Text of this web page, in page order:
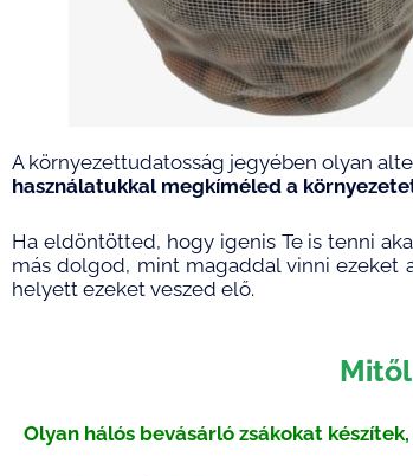
A környezettudatosság jegyében olyan
használatukkal megkíméled a
Ha eldöntötted, hogy igenis Te is tenni
más dolgod, mint magaddal vinni ezeket
helyett ezeket veszed elő.
Olyan hálós bevásárló zsákokat